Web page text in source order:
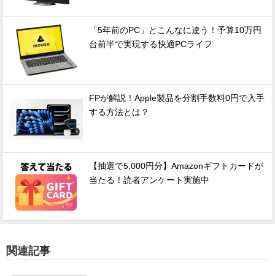
「5年前のPC」とこんなに違う！予算10万円
台前半で実現する快適PCライフ
FPが解説！Apple製品を分割手数料0円で入手
する方法とは？
【抽選で5,000円分】Amazonギフトカードが
当たる！読者アンケート実施中
関連記事